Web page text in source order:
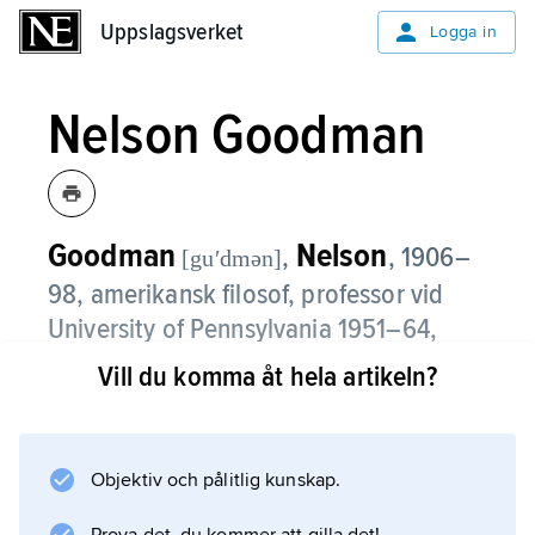
Uppslagsverket Logga in
Nelson Goodman
Goodman [guʹdmən], Nelson, 1906–
98, amerikansk filosof, professor vid
University of Pennsylvania 1951–64,
Brandeis University 1964–67 och
vetenskapsteori, kunskapsteori, språkfilosofi,
Vill du komma åt hela artikeln?
Objektiv och pålitlig kunskap.